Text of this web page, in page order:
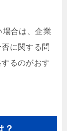
場合は、企業
に関する問
るのがおす